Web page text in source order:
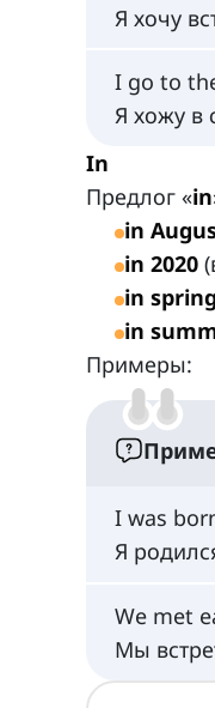
Я хочу
I go to
Я хожу в
In
Предлог «in
in
in 2020
in spring
in
Примеры:
I was
Я
We met
Мы